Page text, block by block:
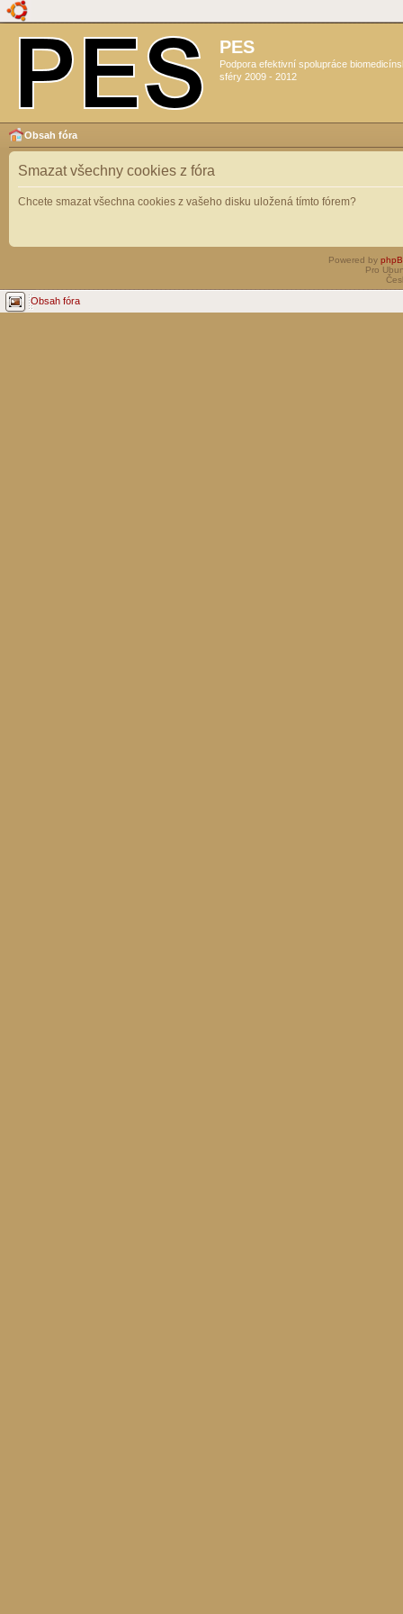
PES
Podpora efektivní spolupráce
sféry 2009 - 2012
Obsah fóra
Smazat všechny cookies z fóra
Chcete smazat všechna cookies z vašeho disku uložená tímto fórem?
Powered by
Pro
Obsah fóra